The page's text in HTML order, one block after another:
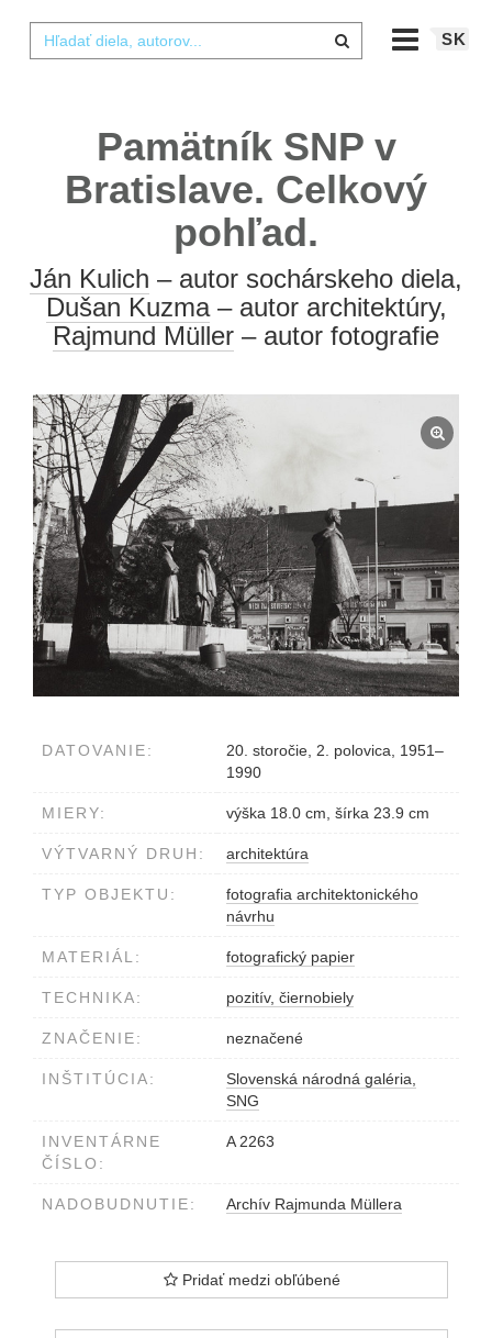
SK
Pamätník SNP v
Bratislave. Celkový
pohľad.
Ján Kulich – autor sochárskeho diela,
Dušan Kuzma– autor architektúry,
Rajmund Müller – autor fotografie
DATOVANIE:
20. storočie, 2. polovica, 1951–
1990
MIERY: výška 18.0 cm, šírka 23.9 cm
VÝTVARNÝ DRUH: architektúra
TYP OBJEKTU:
fotografia architektonického
návrhu
MATERIÁL: fotografický papier
TECHNIKA: pozitív, čiernobiely
ZNAČENIE: neznačené
INŠTITÚCIA:
Slovenská národná galéria,
SNG
INVENTÁRNE
ČÍSLO:
A 2263
NADOBUDNUTIE: Archív Rajmunda Müllera
Pridať medzi obľúbené